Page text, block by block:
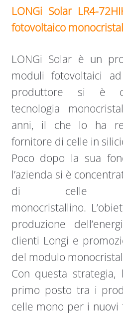
LONGi Solar LR4-
fotovoltaico
LONGi Solar è un
moduli fotovoltaici
produttore si è
tecnologia
anni, il che lo ha
fornitore di celle in
Poco dopo la sua
l’azienda si è
di celle
monocristallino.
produzione
clienti Longi e
del modulo
Con questa strategia,
primo posto tra i
celle mono per i